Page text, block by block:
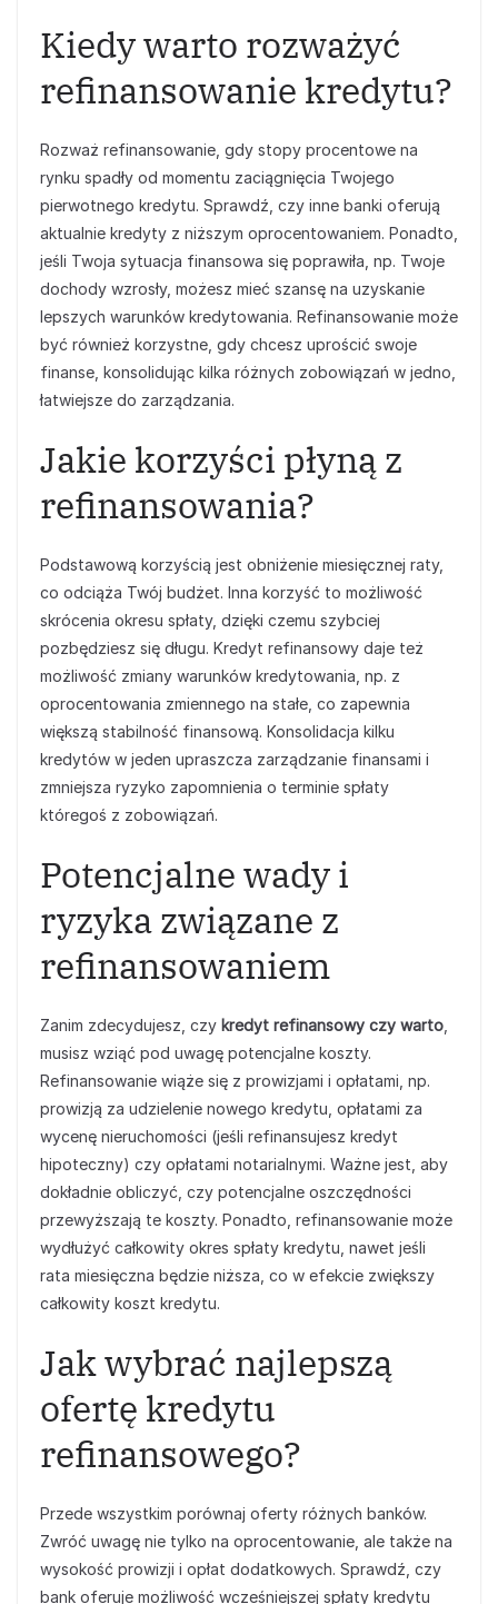
Kiedy warto rozważyć
refinansowanie kredytu?
Rozważ refinansowanie, gdy stopy procentowe na
rynku spadły od momentu zaciągnięcia Twojego
pierwotnego kredytu. Sprawdź, czy inne banki oferują
aktualnie kredyty z niższym oprocentowaniem. Ponadto,
jeśli Twoja sytuacja finansowa się poprawiła, np. Twoje
dochody wzrosły, możesz mieć szansę na uzyskanie
lepszych warunków kredytowania. Refinansowanie może
być również korzystne, gdy chcesz uprościć swoje
finanse, konsolidując kilka różnych zobowiązań w jedno,
łatwiejsze do zarządzania.
Jakie korzyści płyną z
refinansowania?
Podstawową korzyścią jest obniżenie miesięcznej raty,
co odciąża Twój budżet. Inna korzyść to możliwość
skrócenia okresu spłaty, dzięki czemu szybciej
pozbędziesz się długu. Kredyt refinansowy daje też
możliwość zmiany warunków kredytowania, np. z
oprocentowania zmiennego na stałe, co zapewnia
większą stabilność finansową. Konsolidacja kilku
kredytów w jeden upraszcza zarządzanie finansami i
zmniejsza ryzyko zapomnienia o terminie spłaty
któregoś z zobowiązań.
Potencjalne wady i
ryzyka związane z
refinansowaniem
Zanim zdecydujesz, czy kredyt refinansowy czy warto
musisz wziąć pod uwagę potencjalne koszty.
Refinansowanie wiąże się z prowizjami i opłatami, np.
prowizją za udzielenie nowego kredytu, opłatami za
wycenę nieruchomości (jeśli refinansujesz kredyt
hipoteczny) czy opłatami notarialnymi. Ważne jest, aby
dokładnie obliczyć, czy potencjalne oszczędności
przewyższają te koszty. Ponadto, refinansowanie może
wydłużyć całkowity okres spłaty kredytu, nawet jeśli
rata miesięczna będzie niższa, co w efekcie zwiększy
całkowity koszt kredytu.
Jak wybrać najlepszą
ofertę kredytu
refinansowego?
Przede wszystkim porównaj oferty różnych banków.
Zwróć uwagę nie tylko na oprocentowanie, ale także na
wysokość prowizji i opłat dodatkowych. Sprawdź, czy
bank oferuje możliwość wcześniejszej spłaty kredytu